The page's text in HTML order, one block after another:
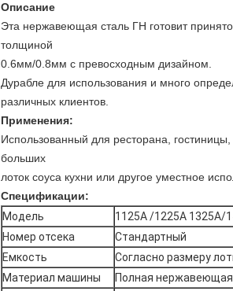
Описание
Эта нержавеющая сталь ГН готовит
толщиной
0.6мм/0.8мм с превосходным дизайном.
Дурабле для использования и много
различных клиентов.
Применения:
Использованный для ресторана,
больших
лоток соуса кухни или другое уместное
Спецификации:
Модель
1125А /1225A 1325А/
Номер отсека
Стандартный
Емкость
Согласно размеру
Материал машины
Полная нержавеющая